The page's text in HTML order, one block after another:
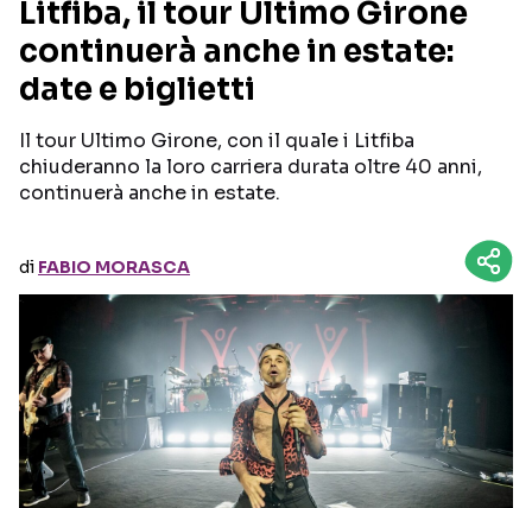
RECENSIONI MUSICALI
INTERVISTE
GOSSIP E CURIOSITÀ
TESTI CANZONI
TOUR ED EVENTI
Seguici sui social
Litfiba, il tour Ultimo Girone
continuerà anche in estate:
date e biglietti
Il tour Ultimo Girone, con il quale i Litfiba
chiuderanno la loro carriera durata oltre 40 anni,
continuerà anche in estate.
di FABIO MORASCA